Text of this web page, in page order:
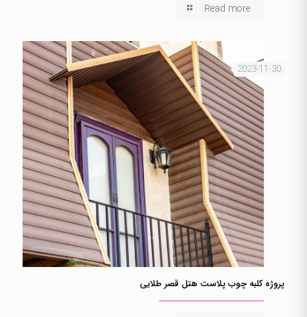
Read more
2023-11-30
پروژه کلبه چوب پلاست هتل قصر طلایی